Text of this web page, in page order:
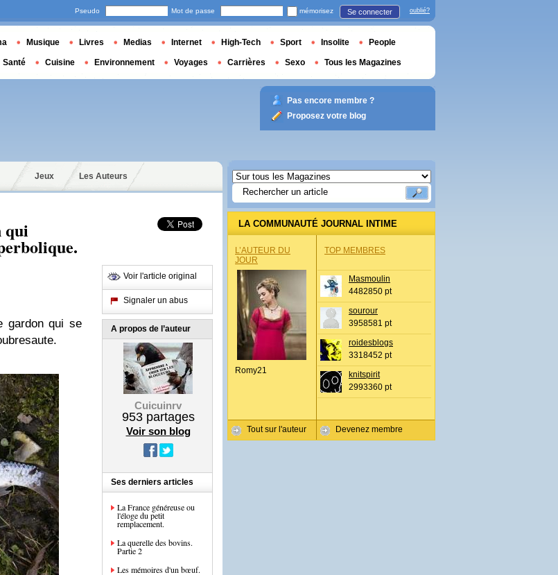
Jeux Les Auteurs
qui
gardon qui se
Voir l'article original
Signaler un abus
A propos de l’auteur
Cuicuinrv
953partages
Voir son blog
Ses derniers articles
La France généreuse ou
l'éloge du petit
remplacement.
La querelle des bovins.
Partie 2
Les mémoires d'un bœuf.
LA COMMUNAUTÉ JOURNAL INTIME
L’AUTEUR DU
JOUR
Romy21
Tout sur l'auteur
TOP MEMBRES
Masmoulin
4482850 pt
sourour
3958581 pt
roidesblogs
3318452 pt
knitspirit
2993360 pt
Devenez membre
Pseudo Mot de passe mémorisez Se connecter oublié?
Musique Livres Medias Internet High-Tech Sport Insolite People
Santé Cuisine Environnement Voyages Carrières Sexo Tous les Magazines
Pas encore membre ?
Proposez votre blog